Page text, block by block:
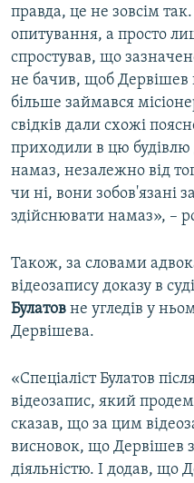
правда, це не зовсім
опитування, а просто
спростував, що
не бачив, щоб Дервішев
більше займався
свідків дали схожі
приходили в цю будівлю
намаз, незалежно від
чи ні, вони зобов'язані
здійснювати намаз», –
Також, за словами
відеозапису доказу в
Булатов не угледів у
Дервішева.
«Спеціаліст Булатов
відеозапис, який
сказав, що за цим
висновок, що Дервішев
діяльністю. І додав, що